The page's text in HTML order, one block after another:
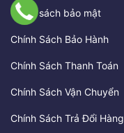
Chính sách bảo mật
Chính Sách Bảo Hành
Chính Sách Thanh Toán
Chính Sách Vận Chuyển
Chính Sách Trả Đổi Hàng